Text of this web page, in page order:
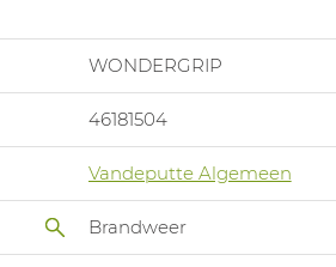
WONDERGRIP
46181504
Vandeputte Algemeen
Brandweer